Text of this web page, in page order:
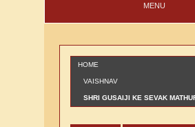
MENU
HOME
VAISHNAV
SHRI GUSAIJI KE SEVAK